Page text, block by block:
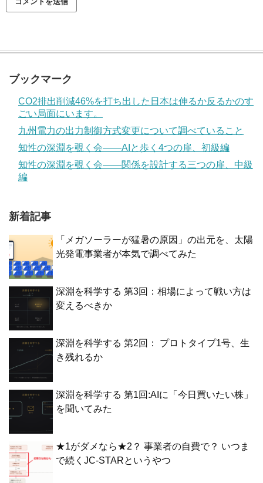
ブックマーク
CO2排出削減46%を打ち出した日本は伸るか反るかのす
ごい局面にいます。
九州電力の出力制御方式変更について調べていること
知性の深淵を覗く会——AIと歩く4つの扉、初級編
知性の深淵を覗く会——関係を設計する三つの扉、中級
編
新着記事
「メガソーラーが猛暑の原因」の出元を、太陽
光発電事業者が本気で調べてみた
深淵を科学する 第3回：相場によって戦い方は
変えるべきか
深淵を科学する 第2回： プロトタイプ1号、生
き残れるか
深淵を科学する 第1回:AIに「今日買いたい株」
を聞いてみた
★1がダメなら★2？ 事業者の自費で？ いつま
で続くJC-STARというやつ